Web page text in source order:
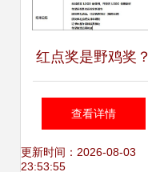
红点奖是野鸡奖？
每年颁奖1000多
次，近1/3被中国人
查看详情
更新时间：2026-08-03
23:53:55